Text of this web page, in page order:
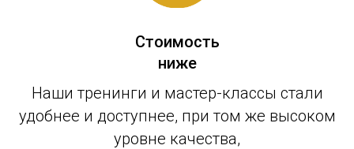
Стоимость
ниже
Наши тренинги и мастер-классы стали
удобнее и доступнее, при том же высоком
уровне качества,